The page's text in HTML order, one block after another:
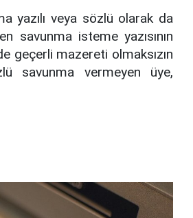
yazılı veya sözlü olarak da
savunma isteme yazısının
geçerli mazereti olmaksızın
savunma vermeyen üye,